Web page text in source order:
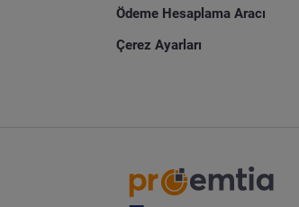
Ödeme Hesaplama Aracı
Çerez Ayarları